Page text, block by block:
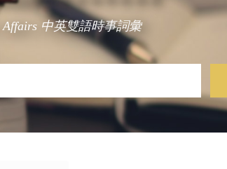
Affairs 中英雙語時事詞彙